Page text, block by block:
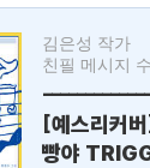
김은성 작가
친필 메시지
[예스리커버]
빵야